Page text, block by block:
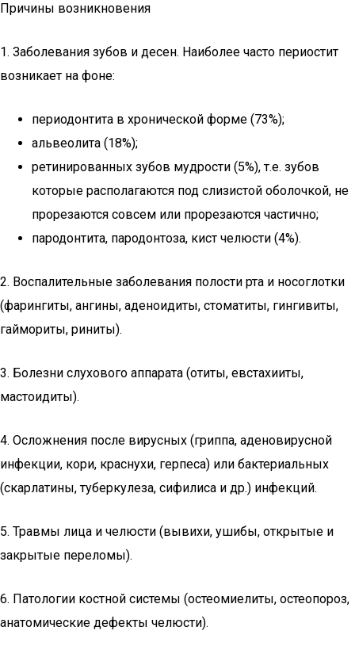
Причины возникновения
1. Заболевания зубов и десен. Наиболее часто периостит
возникает на фоне:
периодонтита в хронической форме (73%);
альвеолита (18%);
ретинированных зубов мудрости (5%), т.е. зубов
которые располагаются под слизистой оболочкой, не
прорезаются совсем или прорезаются частично;
пародонтита, пародонтоза, кист челюсти (4%).
2. Воспалительные заболевания полости рта и носоглотки
(фарингиты, ангины, аденоидиты, стоматиты, гингивиты,
гаймориты, риниты).
3. Болезни слухового аппарата (отиты, евстахииты,
мастоидиты).
4. Осложнения после вирусных (гриппа, аденовирусной
инфекции, кори, краснухи, герпеса) или бактериальных
(скарлатины, туберкулеза, сифилиса и др.) инфекций.
5. Травмы лица и челюсти (вывихи, ушибы, открытые и
закрытые переломы).
6. Патологии костной системы (остеомиелиты, остеопороз,
анатомические дефекты челюсти).